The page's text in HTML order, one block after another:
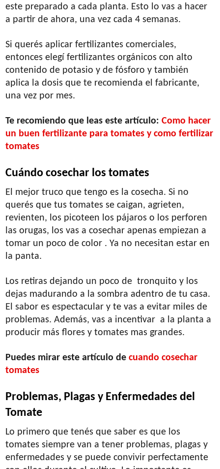
este preparado a cada planta. Esto lo vas a hacer
a partir de ahora, una vez cada 4 semanas.
Si querés aplicar fertilizantes comerciales,
entonces elegí fertilizantes orgánicos con alto
contenido de potasio y de fósforo y también
aplica la dosis que te recomienda el fabricante,
una vez por mes.
Te recomiendo que leas este artículo: Como hacer
un buen fertilizante para tomates y como fertilizar
tomates
Cuándo cosechar los tomates
El mejor truco que tengo es la cosecha. Si no
querés que tus tomates se caigan, agrieten,
revienten, los picoteen los pájaros o los perforen
las orugas, los vas a cosechar apenas empiezan a
tomar un poco de color . Ya no necesitan estar en
la panta.
Los retiras dejando un poco de tronquito y los
dejas madurando a la sombra adentro de tu casa.
El sabor es espectacular y te vas a evitar miles de
problemas. Además, vas a incentivar a la planta a
producir más flores y tomates mas grandes.
Puedes mirar este artículo decuando cosechar
tomates
Problemas, Plagas y Enfermedades del
Tomate
Lo primero que tenés que saber es que los
tomates siempre van a tener problemas, plagas y
enfermedades y se puede convivir perfectamente